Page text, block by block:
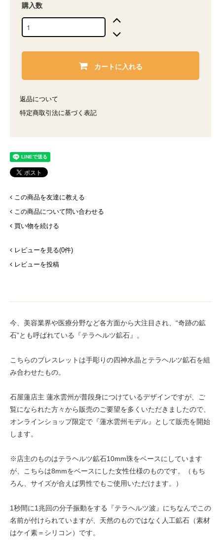
購入数
カートに入れる
返品について
特定商取引法に基づく表記
この商品を友達に教える
この商品について問い合わせる
買い物を続ける
レビューを見る(0件)
レビューを投稿
今、美容業界や医療分野など各方面から大注目され、“奇跡の鉱
石”とも呼ばれている『テラヘルツ鉱石』。
こちらのブレスレットは手彫りの四神水晶とテラヘルツ鉱石を組
み合わせたもの。
石屋蓮店主 蓮水雲州が普段身につけているデザインですが、ご
覧になられた方々から販売のご要望を多くいただきましたので、
オンラインショップ限定で『蓮水雲州モデル』として販売を開始
します。
※店主のものはテラヘルツ鉱石10mm珠をベースにしています
が、こちらは8mmをベースにした女性仕様のものです。（もち
ろん、サイズが合えば男性でもご使用いただけます。）
1秒間に1兆回の分子振動をする『テラヘルツ波』にちなんでこの
名前が付けられていますが、天然のものではなく人工鉱石（素材
はケイ素＝シリコン）です。